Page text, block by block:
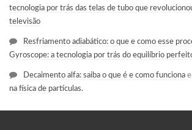
tecnologia por trás das telas de tubo que
televisão
Resfriamento adiabático: o que e como esse
Gyroscope: a tecnologia por trás do equilíbrio
Decaimento alfa: saiba o que é e como funciona
na física de partículas.